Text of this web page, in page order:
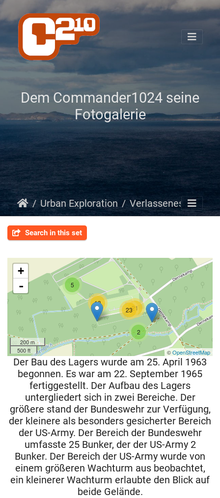
Dem Commander1024 seine
Fotogalerie
Urban Exploration Verlassenes Atomwaffenlager
Search in this set
5
23
13
21
2
+
-
200 m
500 ft
©OpenStreetMap
Der Bau des Lagers wurde am 25. April 1963
begonnen. Es war am 22. September 1965
fertiggestellt. Der Aufbau des Lagers
untergliedert sich in zwei Bereiche. Der
größere stand der Bundeswehr zur Verfügung,
der kleinere als besonders gesicherter Bereich
der US-Army. Der Bereich der Bundeswehr
umfasste 25 Bunker, der der US-Army 2
Bunker. Der Bereich der US-Army wurde von
einem größeren Wachturm aus beobachtet,
ein kleinerer Wachturm erlaubte den Blick auf
beide Gelände.